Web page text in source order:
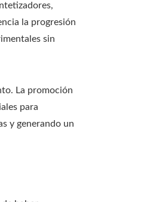
la progresión
sin
La promoción
para
y generando un